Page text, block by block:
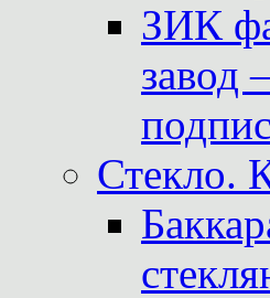
ЗИК
завод
Стекло.